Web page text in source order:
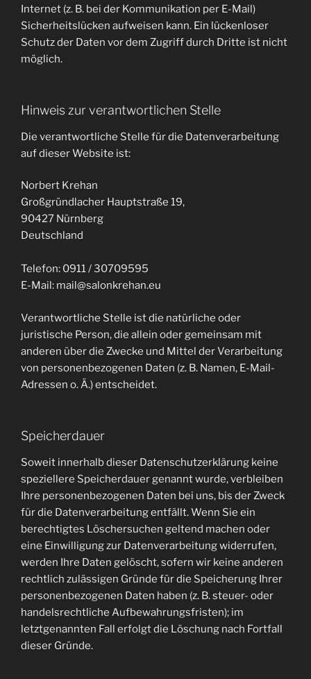
Internet (z. B. bei der Kommunikation per E-Mail)
Sicherheitslücken aufweisen kann. Ein lückenloser
Schutz der Daten vor dem Zugriff durch Dritte ist nicht
möglich.
Hinweis zur verantwortlichen Stelle
Die verantwortliche Stelle für die Datenverarbeitung
auf dieser Website ist:
Norbert Krehan
Großgründlacher Hauptstraße 19,
90427 Nürnberg
Deutschland
Telefon: 0911 / 30709595
E-Mail: mail@salonkrehan.eu
Verantwortliche Stelle ist die natürliche oder
juristische Person, die allein oder gemeinsam mit
anderen über die Zwecke und Mittel der Verarbeitung
von personenbezogenen Daten (z. B. Namen, E-Mail-
Adressen o. Ä.) entscheidet.
Speicherdauer
Soweit innerhalb dieser Datenschutzerklärung keine
speziellere Speicherdauer genannt wurde, verbleiben
Ihre personenbezogenen Daten bei uns, bis der Zweck
für die Datenverarbeitung entfällt. Wenn Sie ein
berechtigtes Löschersuchen geltend machen oder
eine Einwilligung zur Datenverarbeitung widerrufen,
werden Ihre Daten gelöscht, sofern wir keine anderen
rechtlich zulässigen Gründe für die Speicherung Ihrer
personenbezogenen Daten haben (z. B. steuer- oder
handelsrechtliche Aufbewahrungsfristen); im
letztgenannten Fall erfolgt die Löschung nach Fortfall
dieser Gründe.